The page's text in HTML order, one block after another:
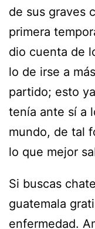
de sus graves
primera
dio cuenta de
lo de irse a
partido; esto
tenía ante sí a
mundo, de tal
lo que mejor
Si buscas
guatemala
enfermedad.